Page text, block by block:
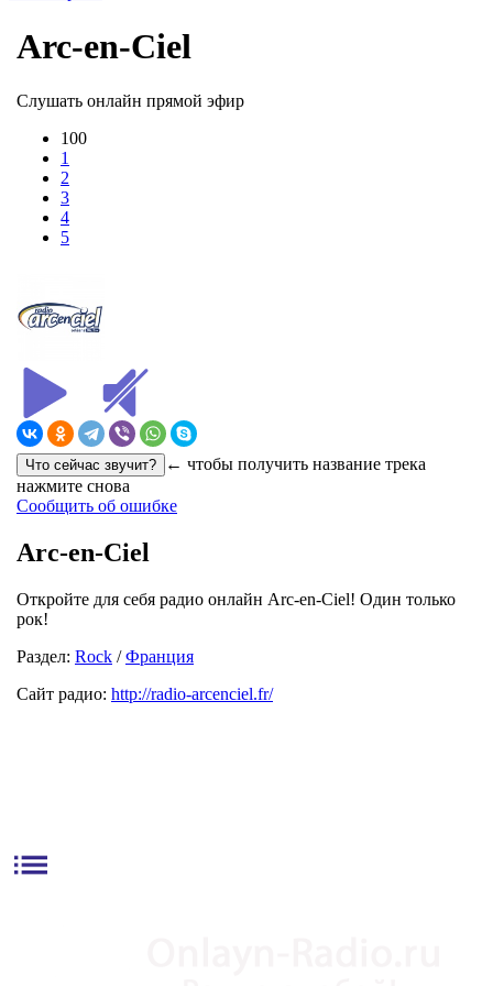
Arc-en-Ciel
Слушать онлайн прямой эфир
100
1
2
3
4
5
← чтобы получить название трека
нажмите снова
Сообщить об ошибке
Arc-en-Ciel
Откройте для себя радио онлайн Arc-en-Ciel! Один только
рок!
Раздел: Rock /Франция
Сайт радио: http://radio-arcenciel.fr/
list